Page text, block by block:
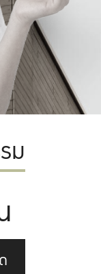
ม